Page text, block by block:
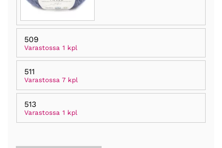
509
Varastossa 1 kpl
511
Varastossa 7 kpl
513
Varastossa 1 kpl